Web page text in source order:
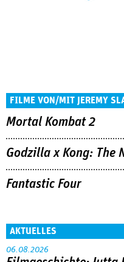
FILME VON/MIT JEREMY
Mortal Kombat 2
Godzilla x Kong: The
Fantastic Four
AKTUELLES
06.08.2026